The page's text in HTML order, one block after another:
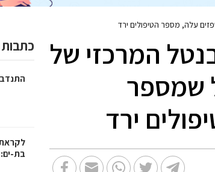
עלה, מספר הטיפולים ירד
המרכזי של
שמספר
ירד
כתבות
בת-